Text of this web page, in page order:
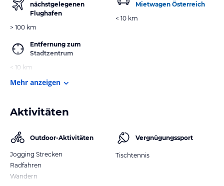
nächstgelegenen
Flughafen
> 100 km
Entfernung zum
Stadtzentrum
< 10 km
Mietwagen Österreich
< 10 km
Mehr anzeigen
Aktivitäten
Outdoor-Aktivitäten
Jogging Strecken
Radfahren
Wandern
Vergnügungssport
Tischtennis